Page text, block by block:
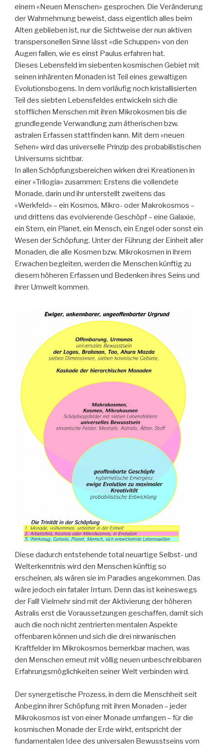
einem «Neuen Menschen» gesprochen. Die Veränderung
der Wahrnehmung beweist, dass eigentlich alles beim
Alten geblieben ist, nur die Sichtweise der nun aktiven
transpersonellen Sinne lässt «die Schuppen» von den
Augen fallen, wie es einst Paulus erfahren hat.
Dieses Lebensfeld im siebenten kosmischen Gebiet mit
seinen inhärenten Monaden ist Teil eines gewaltigen
Evolutionsbogens. In dem vorläufig noch kristallisierten
Teil des siebten Lebensfeldes entwickeln sich die
stofflichen Menschen mit ihren Mikrokosmen bis die
grundlegende Verwandlung zum ätherischen bzw.
astralen Erfassen stattfinden kann. Mit dem «neuen
Sehen» wird das universelle Prinzip des probabilistischen
Universums sichtbar.
In allen Schöpfungsbereichen wirken drei Kreationen in
einer «Trilogia» zusammen: Erstens die vollendete
Monade, darin und ihr unterstellt zweitens das
«Werkfeld» – ein Kosmos, Mikro- oder Makrokosmos –
und drittens das evolvierende Geschöpf – eine Galaxie,
ein Stern, ein Planet, ein Mensch, ein Engel oder sonst ein
Wesen der Schöpfung. Unter der Führung der Einheit aller
Monaden, die alle Kosmen bzw. Mikrokosmen in ihrem
Erwachen begleiten, werden die Menschen künftig zu
diesem höheren Erfassen und Bedenken ihres Seins und
ihrer Umwelt kommen.
Diese dadurch entstehende total neuartige Selbst- und
Welterkenntnis wird den Menschen künftig so
erscheinen, als wären sie im Paradies angekommen. Das
wäre jedoch ein fataler Irrtum. Denn das ist keineswegs
der Fall! Vielmehr sind mit der Aktivierung der höheren
Astralis erst die Voraussetzungen geschaffen, damit sich
auch die noch nicht zentrierten mentalen Aspekte
offenbaren können und sich die drei nirwanischen
Kraftfelder im Mikrokosmos bemerkbar machen, was
den Menschen erneut mit völlig neuen unbeschreibbaren
Erfahrungsmöglichkeiten seiner Welt verbinden wird.
Der synergetische Prozess, in dem die Menschheit seit
Anbeginn ihrer Schöpfung mit ihren Monaden – jeder
Mikrokosmos ist von einer Monade umfangen – für die
kosmischen Monade der Erde wirkt, entspricht der
fundamentalen Idee des universalen Bewusstseins vom